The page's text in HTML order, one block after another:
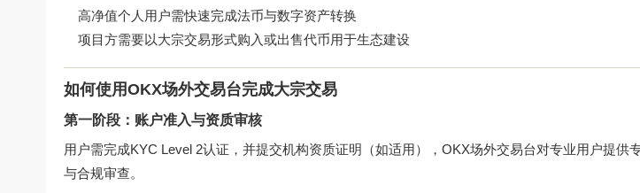
高净值个人用户需快速完成法币与数字资产转换
项目方需要以大宗交易形式购入或出售代币用于生态建设
如何使用OKX场外交易台完成大宗交易
第一阶段：账户准入与资质审核
用户需完成KYC Level 2认证，并提交机构资质证明（如适用），OKX场外交易台对专业用户提供
与合规审查。